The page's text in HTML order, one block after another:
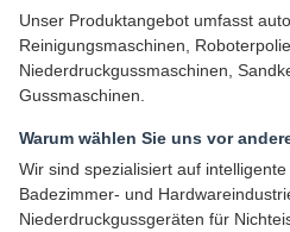
Unser Produktangebot umfasst
Reinigungsmaschinen,
Niederdruckgussmaschinen,
Gussmaschinen.
Warum wählen Sie uns vor
Wir sind spezialisiert auf
Badezimmer- und
Niederdruckgussgeräten für